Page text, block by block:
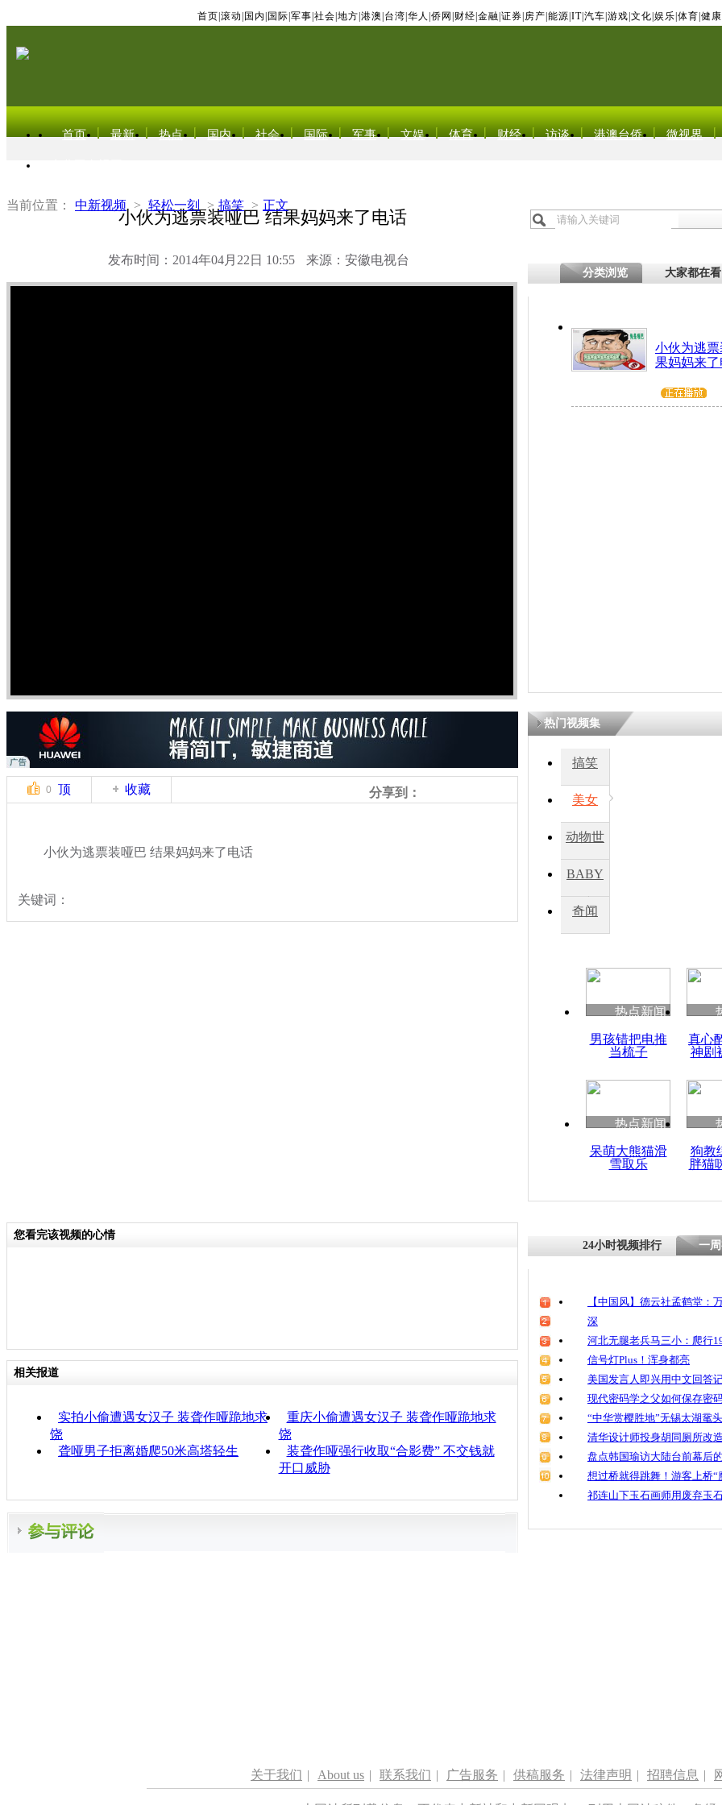
首页 滚动 国内 国际 军事 社会 地方 港澳 台湾 华人 侨网 财经 金融 证券 房产 能源 IT| 汽车 游戏 文化 娱乐 体育 健康
首页 最新 热点 国内 社会 国际 军事 文娱 体育 财经 访谈 港澳台侨 微视界
当前位置： 中新视频 > 轻松一刻 > 搞笑 > 正文
小伙为逃票装哑巴 结果妈妈来了电话
发布时间：2014年04月22日 10:55 来源：安徽电视台
分类浏览 大家都在看
小伙为逃
果妈妈来
0 顶 收藏 分享到：
小伙为逃票装哑巴 结果妈妈来了电话
关键词：
热门视频集
搞笑
美女
动物世
BABY
秀
奇闻
热点新闻
男孩错把电推
当梳子
真心
神剧
热点新闻
呆萌大熊猫滑
雪取乐
狗教
胖猫
您看完该视频的心情
相关报道
实拍小偷遭遇女汉子 装聋作哑跪地求
饶
重庆小偷遭遇女汉子 装聋作哑跪地求
饶
聋哑男子拒离婚爬50米高塔轻生
装聋作哑强行收取“合影费” 不交钱就
开口威胁
24小时视频排行 一
【中国风】德云社孟鹤堂：
深
河北无腿老兵马三小：爬行
信号灯Plus！浑身都亮
美国发言人即兴用中文回答
现代密码学之父如何保存
“中华赏樱胜地”无锡太湖鼋
清华设计师投身胡同厕所改
盘点韩国瑜访大陆台前幕后
想过桥就得跳舞！游客上桥“
祁连山下玉石画师用废弃玉
关于我们 | About us | 联系我们 | 广告服务 | 供稿服务 | 法律声明 | 招聘信息 |